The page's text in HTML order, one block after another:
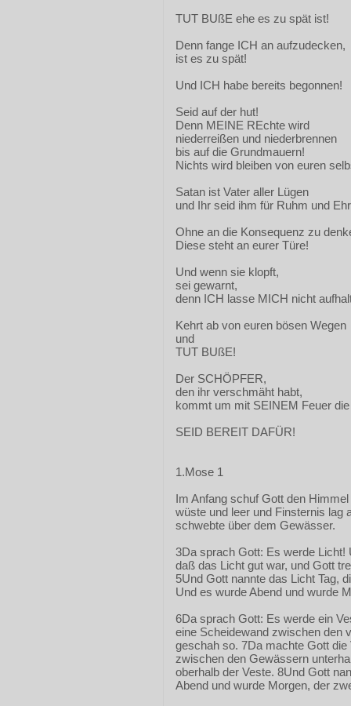
TUT BUßE ehe es zu spät ist!
Denn fange ICH an aufzudecken,
ist es zu spät!
Und ICH habe bereits begonnen!
Seid auf der hut!
Denn MEINE REchte wird
niederreißen und niederbrennen
bis auf die Grundmauern!
Nichts wird bleiben von euren
Satan ist Vater aller Lügen
und Ihr seid ihm für Ruhm und
Ohne an die Konsequenz zu
Diese steht an eurer Türe!
Und wenn sie klopft,
sei gewarnt,
denn ICH lasse MICH nicht
Kehrt ab von euren bösen Wegen
und
TUT BUßE!
Der SCHÖPFER,
den ihr verschmäht habt,
kommt um mit SEINEM Feuer
SEID BEREIT DAFÜR!
1.Mose 1
Im Anfang schuf Gott den
wüste und leer und Finsternis lag
schwebte über dem Gewässer.
3Da sprach Gott: Es werde
daß das Licht gut war, und Gott
5Und Gott nannte das Licht Tag,
Und es wurde Abend und wurde
6Da sprach Gott: Es werde ein
eine Scheidewand zwischen den
geschah so. 7Da machte Gott
zwischen den Gewässern
oberhalb der Veste. 8Und Gott
Abend und wurde Morgen, der